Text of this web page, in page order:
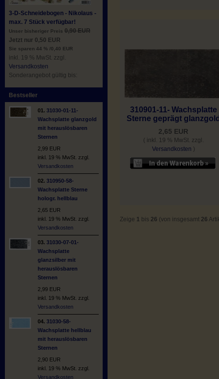
3-D-Schneidebogen - Nikolaus -
max. 7 Stück verfügbar!
Unser bisheriger Preis 0,90 EUR
Jetzt nur 0,50 EUR
Sie sparen 44 % /0,40 EUR
inkl. 19 % MwSt. zzgl.
Versandkosten
Sonderangebot gültig bis:
Bestseller
01. 31030-01-11-
Wachsplatte glanzgold
mit herauslösbaren
Sternen
2,99 EUR
inkl. 19 % MwSt. zzgl.
Versandkosten
02. 310950-58-
Wachsplatte Sterne
hologr. hellblau
2,65 EUR
inkl. 19 % MwSt. zzgl.
Versandkosten
03. 31030-07-01-
Wachsplatte
glanzsilber mit
herauslösbaren
Sternen
2,99 EUR
inkl. 19 % MwSt. zzgl.
Versandkosten
04. 31030-58-
Wachsplatte hellblau
mit herauslösbaren
Sternen
2,90 EUR
inkl. 19 % MwSt. zzgl.
Versandkosten
310901-11- Wachsplatte
Sterne geprägt
2,65 EUR
( inkl. 19 % MwSt. zzgl.
Versandkosten )
Zeige 1 bis 26 (von insgesamt 26